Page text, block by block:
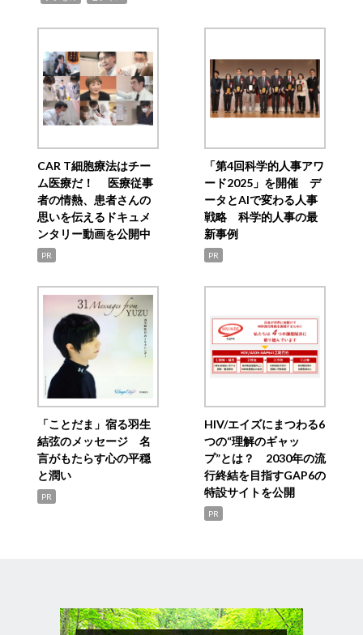
CAR T細胞療法はチー
ム医療だ！ 医療従事
者の情熱、患者さんの
思いを伝えるドキュメ
ンタリー動画を公開中
PR
「第4回科学的人事アワ
ード2025」を開催 デ
ータとAIで変わる人事
戦略 科学的人事の最
新事例
PR
「ことだま」宿る羽生
結弦のメッセージ 名
言がもたらす心の平穏
と潤い
PR
HIV/エイズにまつわる6
つの“理解のギャッ
プ”とは？ 2030年の流
行終結を目指すGAP6の
特設サイトを公開
PR